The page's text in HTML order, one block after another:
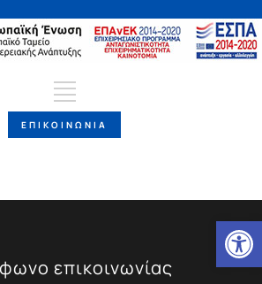
ΕΠΙΚΟΙΝΩΝΙΑ
επικοινωνίας